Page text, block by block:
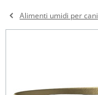
Alimenti umidi per cani